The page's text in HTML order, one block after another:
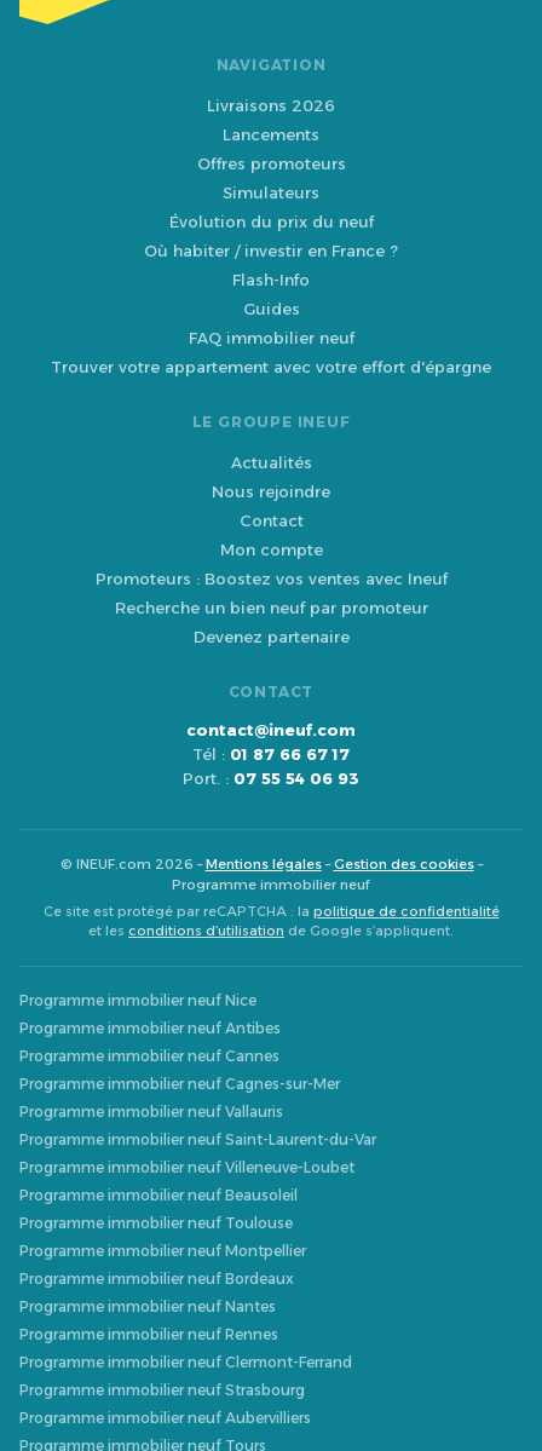
NAVIGATION
Livraisons 2026
Lancements
Offres promoteurs
Simulateurs
Évolution du prix du neuf
Où habiter / investir en France ?
Flash-Info
Guides
FAQ immobilier neuf
Trouver votre appartement avec votre effort d'épargne
LE GROUPE INEUF
Actualités
Nous rejoindre
Contact
Mon compte
Promoteurs : Boostez vos ventes avec Ineuf
Recherche un bien neuf par promoteur
Devenez partenaire
CONTACT
contact@ineuf.com
Tél : 01 87 66 67 17
Port. : 07 55 54 06 93
© INEUF.com 2026 –Mentions légales–Gestion des cookies–
Programme immobilier neuf
Ce site est protégé par reCAPTCHA : la politique de confidentialité
et les conditions d’utilisation de Google s’appliquent.
Programme immobilier neuf Nice
Programme immobilier neuf Antibes
Programme immobilier neuf Cannes
Programme immobilier neuf Cagnes-sur-Mer
Programme immobilier neuf Vallauris
Programme immobilier neuf Saint-Laurent-du-Var
Programme immobilier neuf Villeneuve-Loubet
Programme immobilier neuf Beausoleil
Programme immobilier neuf Toulouse
Programme immobilier neuf Montpellier
Programme immobilier neuf Bordeaux
Programme immobilier neuf Nantes
Programme immobilier neuf Rennes
Programme immobilier neuf Clermont-Ferrand
Programme immobilier neuf Strasbourg
Programme immobilier neuf Aubervilliers
Programme immobilier neuf Tours